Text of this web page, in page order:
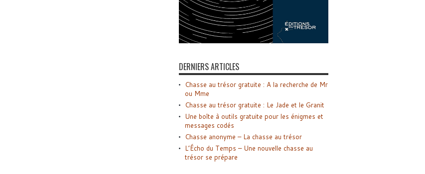
DERNIERS ARTICLES
Chasse au trésor gratuite : A la recherche de Mr
ou Mme
Chasse au trésor gratuite : Le Jade et le Granit
Une boîte à outils gratuite pour les énigmes et
messages codés
Chasse anonyme – La chasse au trésor
L’Écho du Temps – Une nouvelle chasse au
trésor se prépare